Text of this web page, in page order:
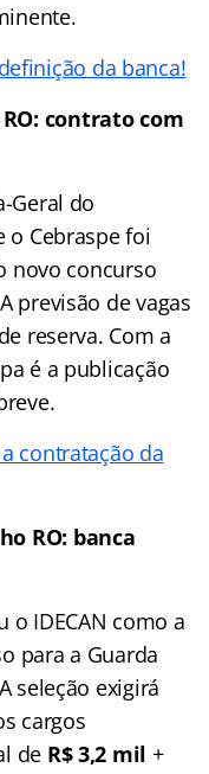
da banca!
contrato com
Geral do
o Cebraspe foi
novo concurso
previsão de vagas
reserva. Com a
é a publicação
contratação da
RO: banca
o IDECAN como a
para a Guarda
seleção exigirá
cargos
de R$ 3,2 mil +